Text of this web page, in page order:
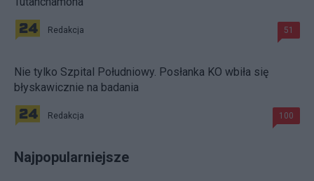
Redakcja 51
Nie tylko Szpital Południowy. Posłanka KO wbiła się
błyskawicznie na badania
Redakcja 100
Najpopularniejsze